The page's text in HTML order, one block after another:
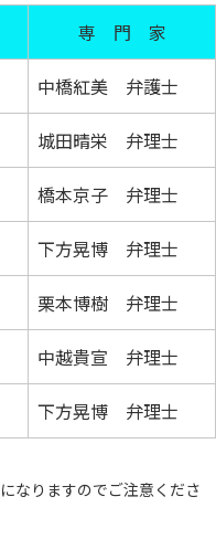
専 門 家
中橋紅美 弁護士
城田晴栄 弁理士
橋本京子 弁理士
下方晃博 弁理士
栗本博樹 弁理士
中越貴宣 弁理士
下方晃博 弁理士
になりますのでご注意くださ